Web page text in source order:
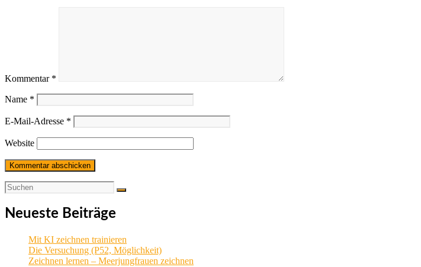
Kommentar *
Name *
E-Mail-Adresse *
Website
Neueste Beiträge
Mit KI zeichnen trainieren
Die Versuchung (P52, Möglichkeit)
Zeichnen lernen – Meerjungfrauen zeichnen